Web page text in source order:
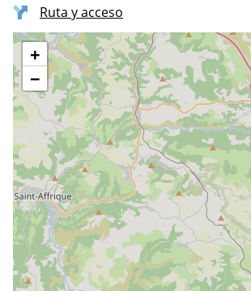
Ruta y acceso
+
−